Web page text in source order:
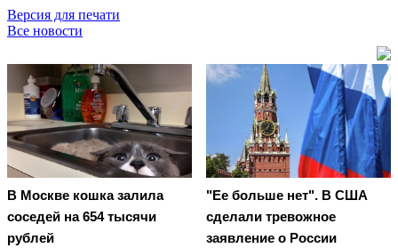
Версия для печати
Все новости
В Москве кошка залила
соседей на 654 тысячи
рублей
"Ее больше нет". В США
сделали тревожное
заявление о России